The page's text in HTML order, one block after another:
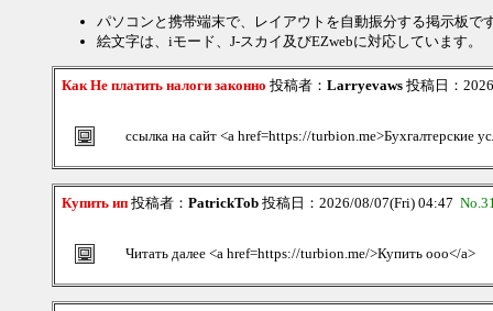
パソコンと携帯端末で、レイアウトを自動振分する掲示板で
絵文字は、iモード、J-スカイ及びEZwebに対応しています。
Как Не платить налоги законно 投稿者： Larryevaws 投稿日：
ссылка на сайт <a href=https://turbion.me>Бухгалтерские
Купить ип 投稿者： PatrickTob 投稿日：2026/08/07(Fri) 04:47
Читать далее <a href=https://turbion.me/>Купить ооо</a>